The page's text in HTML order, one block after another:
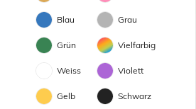
Blau Grau
Grün Vielfarbig
Weiss Violett
Gelb Schwarz